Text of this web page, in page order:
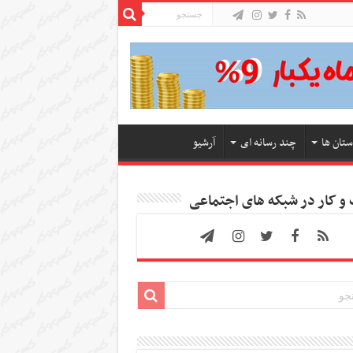
ها چند رسانه ای آرشیو
کار در شبکه های اجتماعی